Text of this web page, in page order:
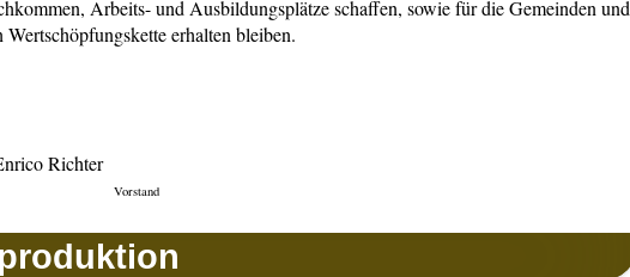
Arbeits- und Ausbildungsplätze schaffen, sowie für die Gemeinden und
erhalten bleiben.